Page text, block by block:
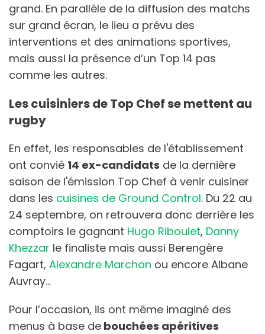
grand. En parallèle de la diffusion des matchs
sur grand écran, le lieu a prévu des
interventions et des animations sportives,
mais aussi la présence d’un Top 14 pas
comme les autres.
Les cuisiniers de Top Chef se mettent au
rugby
En effet, les responsables de l'établissement
ont convié 14 ex-candidats de la dernière
saison de l'émission Top Chef à venir cuisiner
dans les cuisines de Ground Control. Du 22 au
24 septembre, on retrouvera donc derrière les
comptoirs le gagnant Hugo Riboulet, Danny
Khezzar le finaliste mais aussi Berengère
Fagart, Alexandre Marchon ou encore Albane
Auvray…
Pour l’occasion, ils ont même imaginé des
menus à base de bouchées apéritives